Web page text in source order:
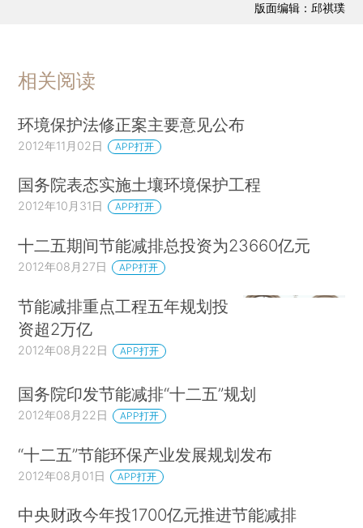
版面编辑：邱祺璞
相关阅读
环境保护法修正案主要意见公布
2012年11月02日 APP打开
国务院表态实施土壤环境保护工程
2012年10月31日 APP打开
十二五期间节能减排总投资为23660亿元
2012年08月27日 APP打开
节能减排重点工程五年规划投
资超2万亿
2012年08月22日 APP打开
国务院印发节能减排“十二五”规划
2012年08月22日 APP打开
“十二五”节能环保产业发展规划发布
2012年08月01日 APP打开
中央财政今年投1700亿元推进节能减排